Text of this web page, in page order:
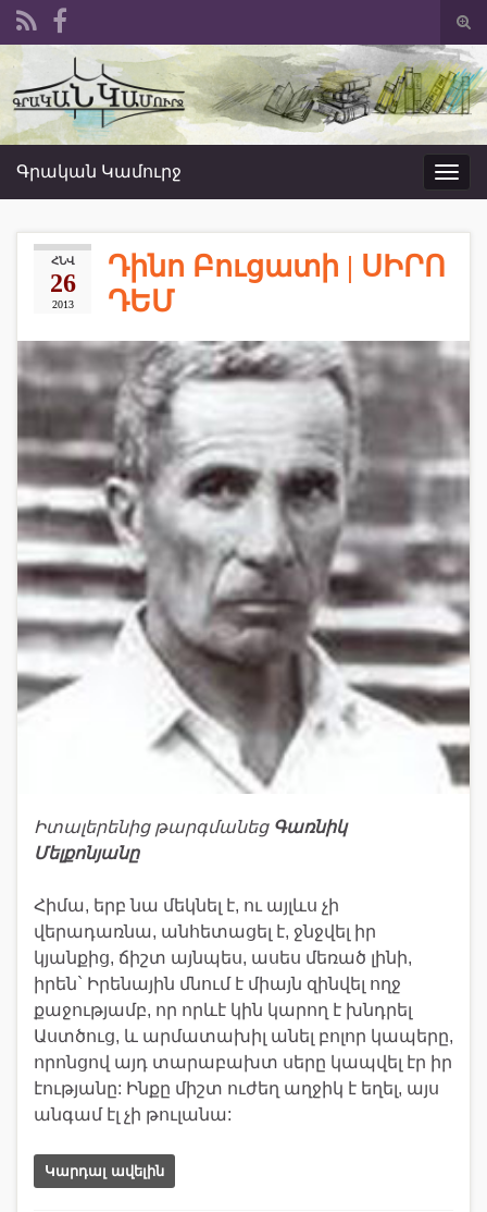
form
Search for:
Գրական Կամուրջ
ՀՆՎ
26
2013
Դինո Բուցատի | ՍԻՐՈ
ԴԵՄ
Իտալերենից թարգմանեց Գառնիկ
Մելքոնյանը
Հիմա, երբ նա մեկնել է, ու այլևս չի
վերադառնա, անհետացել է, ջնջվել իր
կյանքից, ճիշտ այնպես, ասես մեռած լինի,
իրեն` Իրենային մնում է միայն զինվել ողջ
քաջությամբ, որ որևէ կին կարող է խնդրել
Աստծուց, և արմատախիլ անել բոլոր կապերը,
որոնցով այդ տարաբախտ սերը կապվել էր իր
էությանը: Ինքը միշտ ուժեղ աղջիկ է եղել, այս
անգամ էլ չի թուլանա:
Կարդալ ավելին